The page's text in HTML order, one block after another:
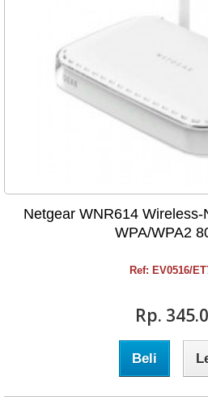
Netgear WNR614
WPA/WPA2
Ref: EV0516/
Rp‎.
Beli